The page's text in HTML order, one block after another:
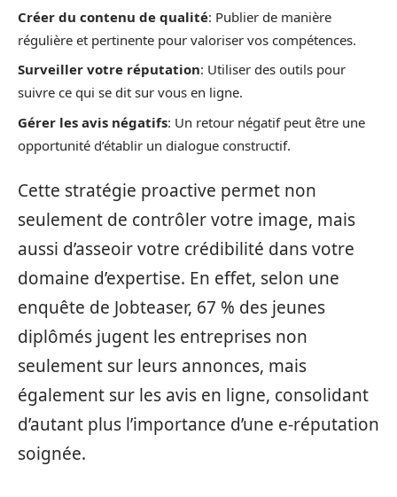
Créer du contenu de qualité: Publier de manière
régulière et pertinente pour valoriser vos compétences.
Surveiller votre réputation: Utiliser des outils pour
suivre ce qui se dit sur vous en ligne.
Gérer les avis négatifs: Un retour négatif peut être une
opportunité d’établir un dialogue constructif.
Cette stratégie proactive permet non
seulement de contrôler votre image, mais
aussi d’asseoir votre crédibilité dans votre
domaine d’expertise. En effet, selon une
enquête de Jobteaser, 67 % des jeunes
diplômés jugent les entreprises non
seulement sur leurs annonces, mais
également sur les avis en ligne, consolidant
d’autant plus l’importance d’une e-réputation
soignée.